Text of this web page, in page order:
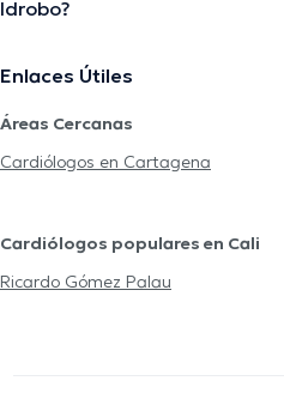
Idrobo?
Enlaces Útiles
Áreas Cercanas
Cardiólogos en Cartagena
Cardiólogos populares en Cali
Ricardo Gómez Palau